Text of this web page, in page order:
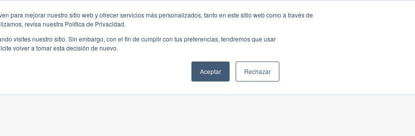
para mejorar nuestro sitio web y ofrecer servicios más personalizados, tanto en este sitio web como a través de
revisa nuestra Política de Privacidad.
visites nuestro sitio. Sin embargo, con el fin de cumplir con tus preferencias, tendremos que usar
volver a tomar esta decisión de nuevo.
Aceptar Rechazar